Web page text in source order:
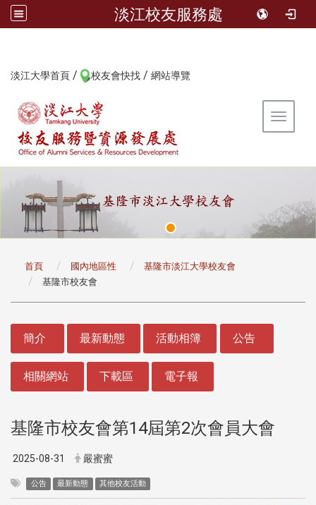
淡江校友服務處
淡江大學首頁 / 校友會快找 / 網站導覽
Toggle
首頁 國內地區性
基隆市淡江大學校友會
基隆市校友會
簡介 最新動態 活動相簿 公告
相關網站 下載區 電子報
基隆市校友會第14屆第2次會員大會
2025-08-31 嚴蜜蜜
公告 最新動態 其他校友活動